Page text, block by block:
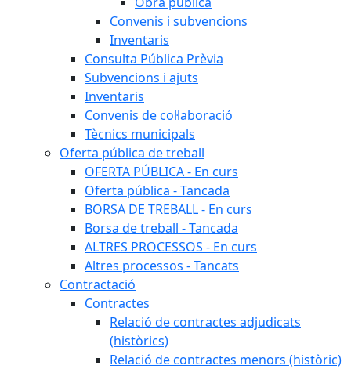
Convenis i subvencions
Inventaris
Consulta Pública Prèvia
Subvencions i ajuts
Inventaris
Convenis de col·laboració
Tècnics municipals
Oferta pública de treball
OFERTA PÚBLICA - En curs
Oferta pública - Tancada
BORSA DE TREBALL - En curs
Borsa de treball - Tancada
ALTRES PROCESSOS - En curs
Altres processos - Tancats
Contractació
Contractes
Relació de contractes adjudicats
(històrics)
Relació de contractes menors (històric)